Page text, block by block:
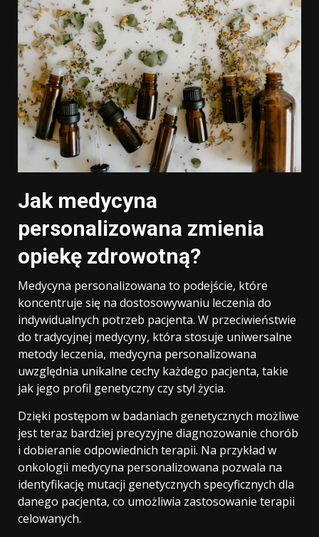
Jak medycyna
personalizowana zmienia
opiekę zdrowotną?
Medycyna personalizowana to podejście, które
koncentruje się na dostosowywaniu leczenia do
indywidualnych potrzeb pacjenta. W przeciwieństwie
do tradycyjnej medycyny, która stosuje uniwersalne
metody leczenia, medycyna personalizowana
uwzględnia unikalne cechy każdego pacjenta, takie
jak jego profil genetyczny czy styl życia.
Dzięki postępom w badaniach genetycznych możliwe
jest teraz bardziej precyzyjne diagnozowanie chorób
i dobieranie odpowiednich terapii. Na przykład w
onkologii medycyna personalizowana pozwala na
identyfikację mutacji genetycznych specyficznych dla
danego pacjenta, co umożliwia zastosowanie terapii
celowanych.